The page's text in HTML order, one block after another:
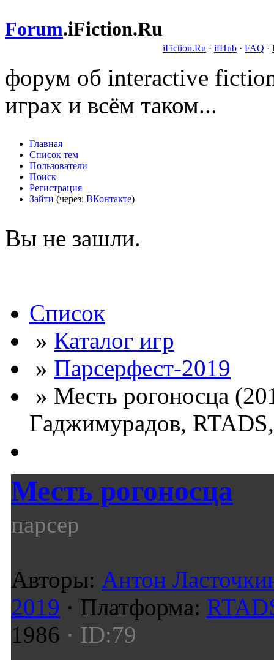
Forum.iFiction.Ru
iFiction.Ru · ifHub · FAQ ·
форум об interactive
играх и всём таком...
Главная
Список тем
Пользователи
Поиск
Регистрация
Зайти (через: ВКонтакте)
Вы не зашли.
Список
» Каталог игр
» Парсерфест-2019
» Месть рогоносца
Гаджимурадов,
Месть рогоносца
парсер
Авторы: Антон
2019 · Платформа:
1986 · ID:79